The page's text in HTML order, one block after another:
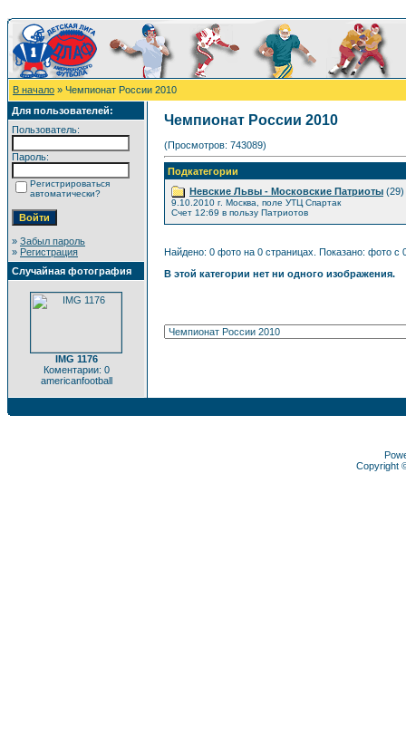
В начало » Чемпионат России 2010
Для пользователей:
Пользователь:
Пароль:
Регистрироваться
автоматически?
» Забыл пароль
» Регистрация
Случайная фотография
IMG 1176
Коментарии: 0
americanfootball
Чемпионат России 2010
(Просмотров: 743089)
Подкатегории
Невские Львы - Московские Патриоты (29)
9.10.2010 г. Москва, поле УТЦ Спартак
Счет 12:69 в пользу Патриотов
Найдено: 0 фото на 0 страницах. Показано: фото с
В этой категории нет ни одного изображения.
Copyright